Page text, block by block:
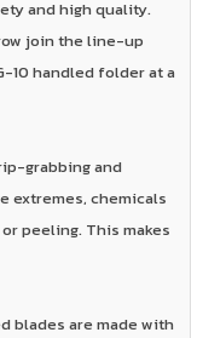
and high quality.
join the line-up
handled folder at a
grabbing and
extremes, chemicals
peeling. This makes
blades are made with